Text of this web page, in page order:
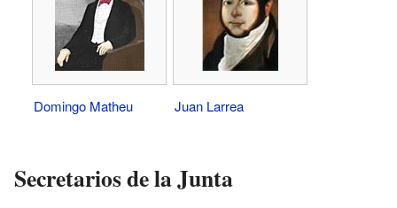
Domingo Matheu Juan Larrea
Secretarios de la Junta